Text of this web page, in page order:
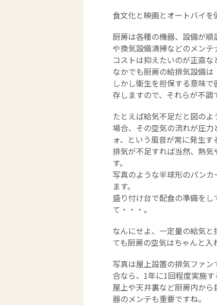
食文化と映画とオートバイを
厨房は各種の機器、設備が
や換気設備清掃などのメン
コストは抑えたいのが正直な
なかでも厨房の給排気設備は
しかし衛生を担保する意味
存しますので、それらが不調
たとえば給気不足だと図の
場合、その空気の流れが圧
ォ、という風音が常に発生す
排気が不足すれば当然、熱
す。
写真のような半球形のパン
ます。
盛り付け台で配食の準備を
て・・・。
なんにせよ、一定量の給気
ても厨房の空気はちゃんと入
写真は屋上設置の排気ファ
合なら、1年に1回程度実施
屋上や天井裏など厨房内か
器のメンテも重要ですね。